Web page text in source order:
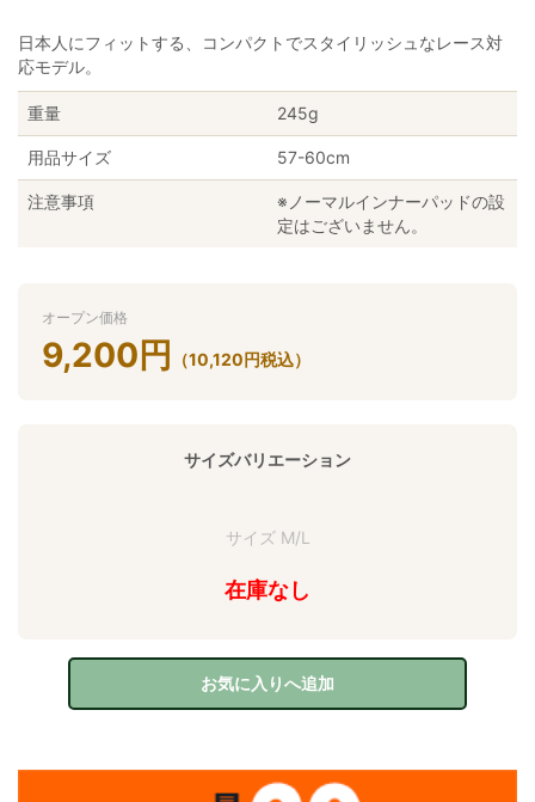
日本人にフィットする、コンパクトでスタイリッシュなレース対
応モデル。
重量 245g
用品サイズ 57-60cm
注意事項
※ノーマルインナーパッドの設
定はございません。
オープン価格
9,200 円 （10,120円税込）
サイズバリエーション
サイズ M/L
在庫なし
お気に入りへ追加